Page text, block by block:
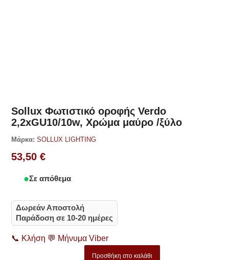
Sollux Φωτιστικό οροφής Verdo
2,2xGU10/10w, Χρώμα μαύρο /ξύλο
Μάρκα: SOLLUX LIGHTING
53,50€
Σε απόθεμα
Δωρεάν Αποστολή
Παράδοση σε 10-20 ημέρες
📞 Κλήση 💬 Μήνυμα Viber
Προσθήκη στο καλάθι